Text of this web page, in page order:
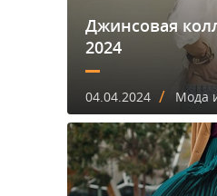
Джинсовая
2024
04.04.2024 / Мода